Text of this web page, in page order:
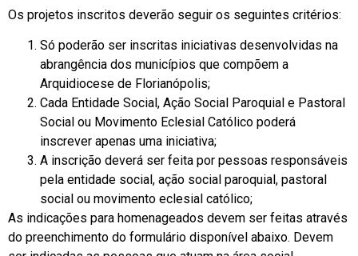
Os projetos inscritos deverão seguir os seguintes critérios:
Só poderão ser inscritas iniciativas desenvolvidas na
abrangência dos municípios que compõem a
Arquidiocese de Florianópolis;
Cada Entidade Social, Ação Social Paroquial e Pastoral
Social ou Movimento Eclesial Católico poderá
inscrever apenas uma iniciativa;
A inscrição deverá ser feita por pessoas responsáveis
pela entidade social, ação social paroquial, pastoral
social ou movimento eclesial católico;
As indicações para homenageados devem ser feitas através
do preenchimento do formulário disponível abaixo. Devem